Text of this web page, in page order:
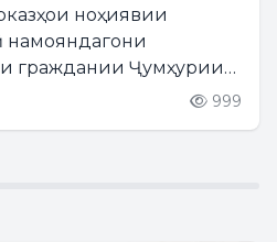
ноҳиявии
намояндагони
граждании Ҷумҳурии
Душанбе ташриф999